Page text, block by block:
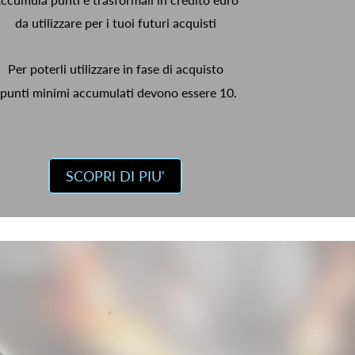
da utilizzare per i tuoi futuri acquisti
Per poterli utilizzare in fase di acquisto
minimi accumulati devono essere 10.
SCOPRI DI PIU'